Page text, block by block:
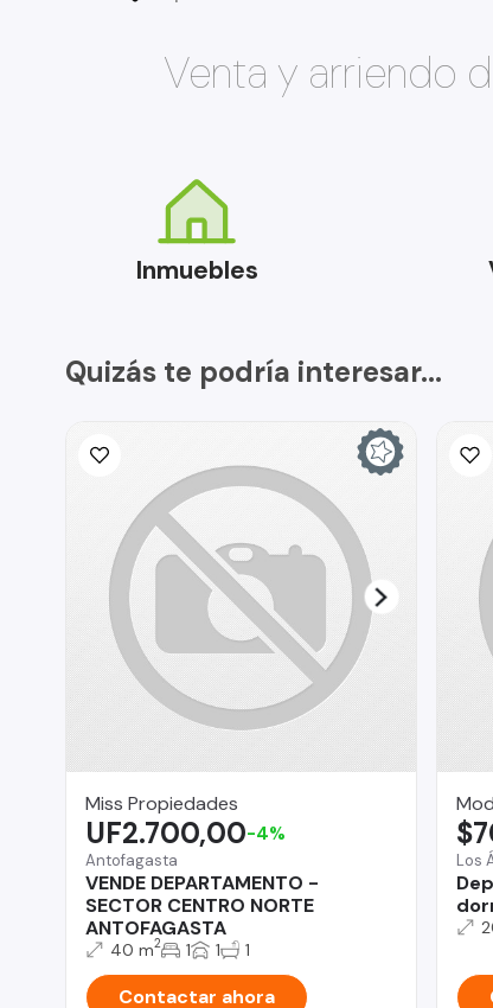
Venta y arriendo
Inmuebles
Quizás te podría interesar...
Miss Propiedades
Antofagasta
VENDE DEPARTAMENTO -
SECTOR CENTRO NORTE
ANTOFAGASTA
UF2.700,00-4%
40 m2 1 1 1
Contactar ahora
Los